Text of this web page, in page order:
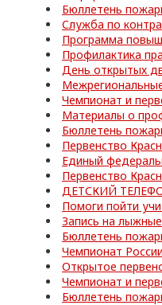
Бюллетень
Служба по
Программа
Профилактика
День открытых
Чемпионат и
Материалы о
Бюллетень
Первенство
Единый
Первенство
ДЕТСКИЙ
Помоги пойти
Запись на
Бюллетень
Чемпионат
Открытое
Чемпионат и
Бюллетень